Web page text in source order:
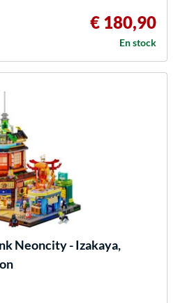
€ 180,90
En stock
Neoncity - Izakaya,